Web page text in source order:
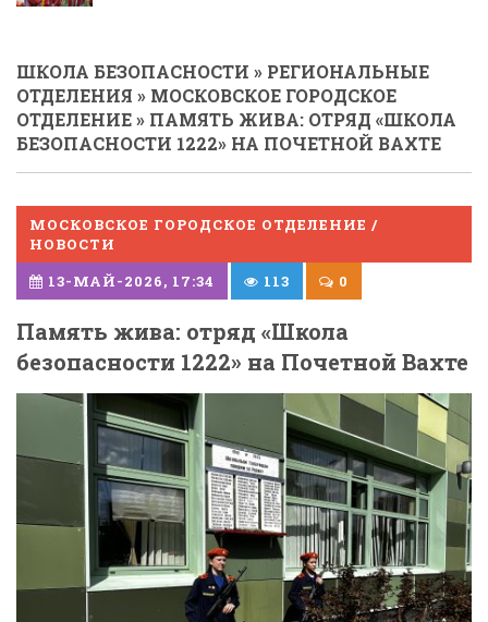
ШКОЛА БЕЗОПАСНОСТИ » РЕГИОНАЛЬНЫЕ
ОТДЕЛЕНИЯ » МОСКОВСКОЕ ГОРОДСКОЕ
ОТДЕЛЕНИЕ» ПАМЯТЬ ЖИВА: ОТРЯД «ШКОЛА
БЕЗОПАСНОСТИ 1222» НА ПОЧЕТНОЙ ВАХТЕ
МОСКОВСКОЕ ГОРОДСКОЕ ОТДЕЛЕНИЕ /
НОВОСТИ
13-МАЙ-2026, 17:34
113 0
Память жива: отряд «Школа
безопасности 1222» на Почетной Вахте